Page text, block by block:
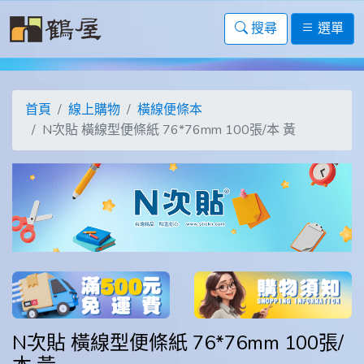
搜尋 選單
首頁 線上購物
橫線便條本
N次貼 橫線型便條紙 76*76mm 100張/本 黃
N次貼 橫線型便條紙 76*76mm 100張/